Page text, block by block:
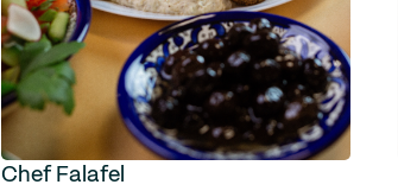
Chef Falafel